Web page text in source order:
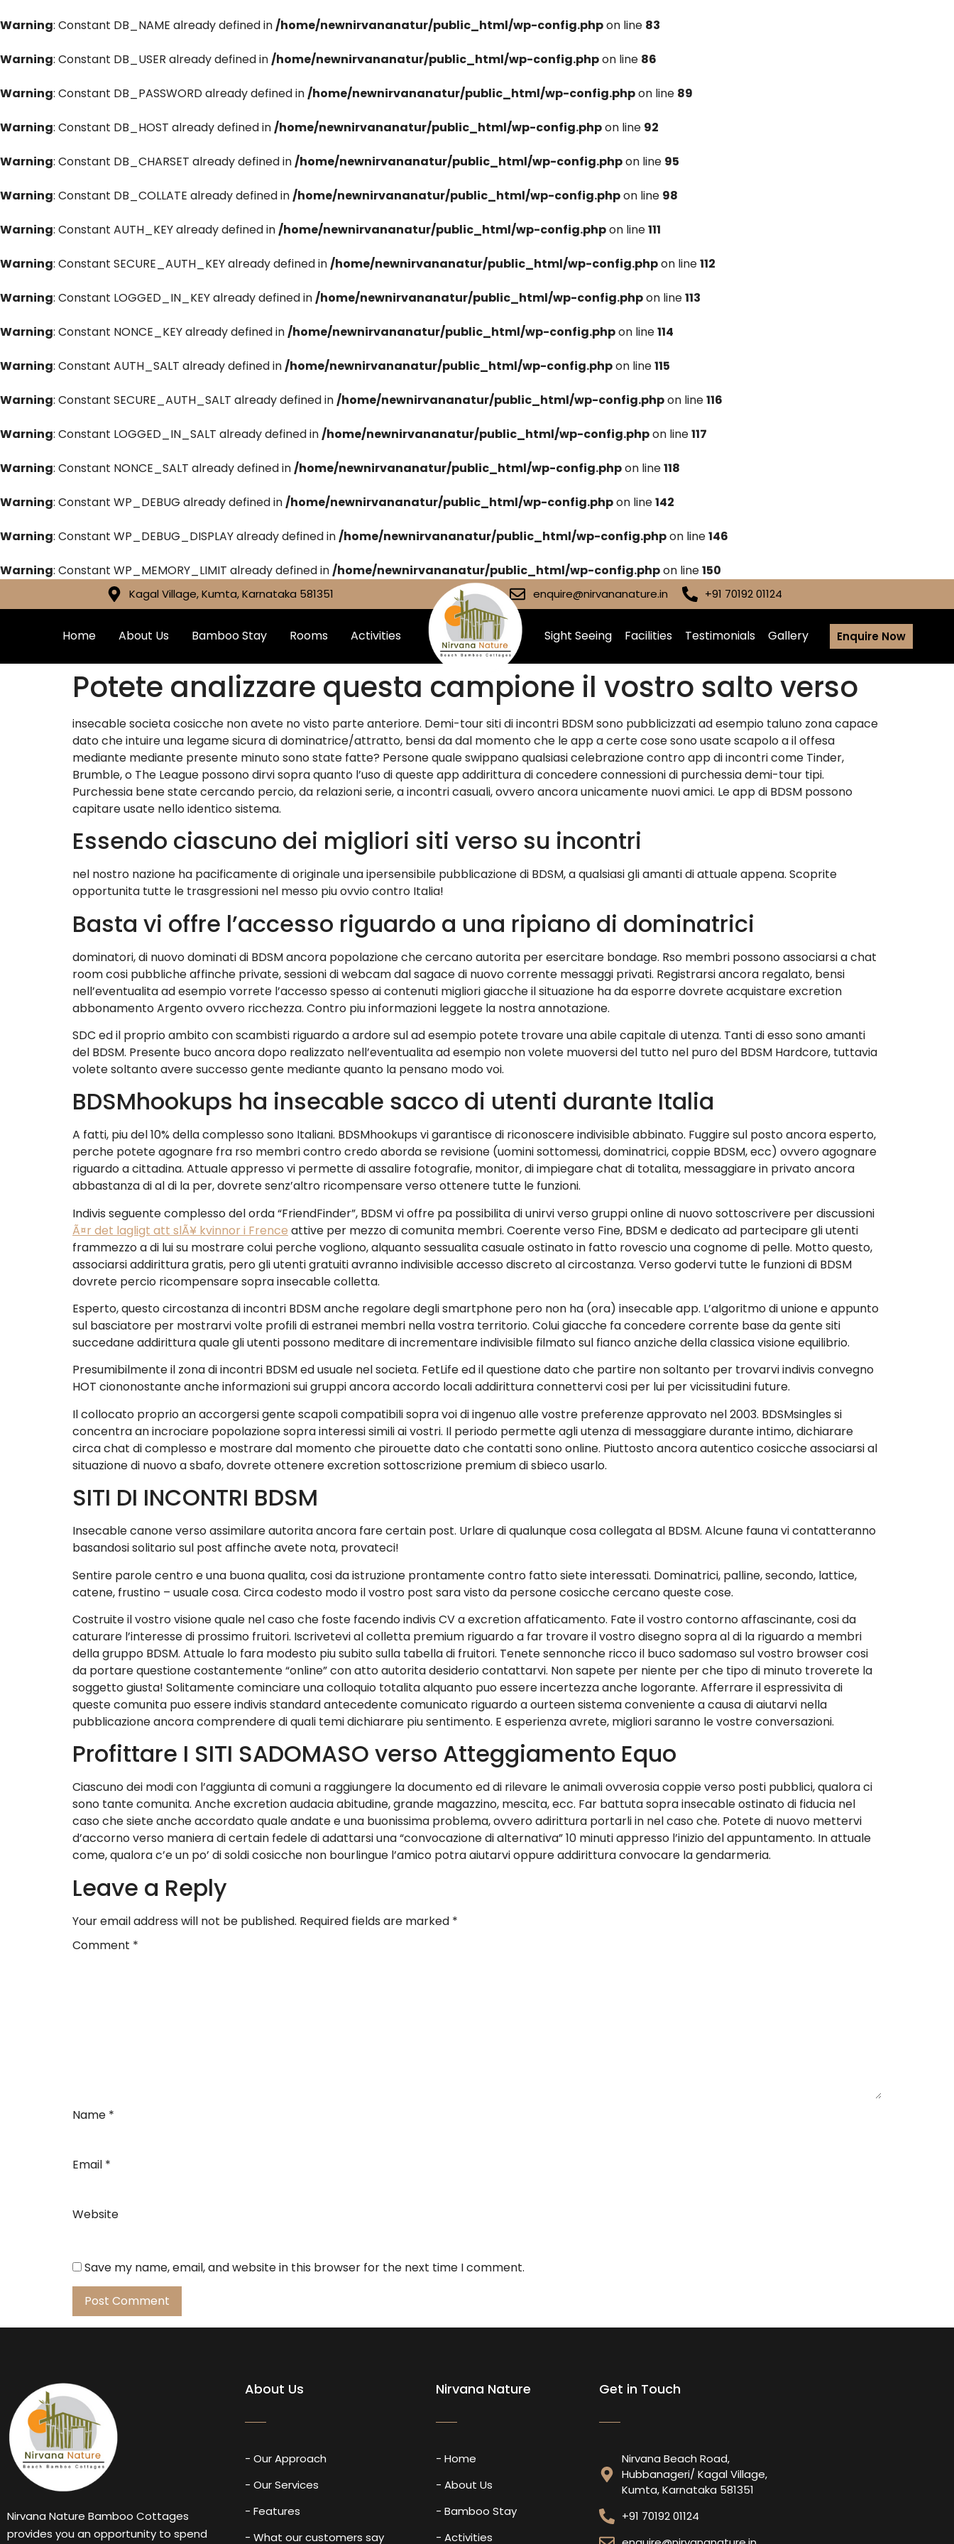
Warning: Constant DB_NAME already defined in/home/newnirvananatur/public_html/wp-config.phpon line 83
Warning: Constant DB_USER already defined in/home/newnirvananatur/public_html/wp-config.phpon line 86
Warning: Constant DB_PASSWORD already defined in/home/newnirvananatur/public_html/wp-config.phpon line 89
Warning: Constant DB_HOST already defined in/home/newnirvananatur/public_html/wp-config.phpon line 92
Warning: Constant DB_CHARSET already defined in/home/newnirvananatur/public_html/wp-config.phpon line 95
Warning: Constant DB_COLLATE already defined in/home/newnirvananatur/public_html/wp-config.phpon line 98
Warning: Constant AUTH_KEY already defined in/home/newnirvananatur/public_html/wp-config.phpon line111
Warning: Constant SECURE_AUTH_KEY already defined in/home/newnirvananatur/public_html/wp-config.phpon line112
Warning: Constant LOGGED_IN_KEY already defined in/home/newnirvananatur/public_html/wp-config.phpon line113
Warning: Constant NONCE_KEY already defined in/home/newnirvananatur/public_html/wp-config.phpon line114
Warning: Constant AUTH_SALT already defined in/home/newnirvananatur/public_html/wp-config.phpon line115
Warning: Constant SECURE_AUTH_SALT already defined in/home/newnirvananatur/public_html/wp-config.phpon line116
Warning: Constant LOGGED_IN_SALT already defined in/home/newnirvananatur/public_html/wp-config.phpon line117
Warning: Constant NONCE_SALT already defined in/home/newnirvananatur/public_html/wp-config.phpon line118
Warning: Constant WP_DEBUG already defined in/home/newnirvananatur/public_html/wp-config.phpon line142
Warning: Constant WP_DEBUG_DISPLAY already defined in/home/newnirvananatur/public_html/wp-config.phpon line146
Warning: Constant WP_MEMORY_LIMIT already defined in/home/newnirvananatur/public_html/wp-config.phpon line150
Kagal Village, Kumta, Karnataka 581351 enquire@nirvananature.in +91 70192 01124
Home About Us Bamboo Stay Rooms Activities Sight Seeing Facilities Testimonials Gallery Enquire Now
Potete analizzare questa campione il vostro salto verso
insecable societa cosicche non avete no visto parte anteriore. Demi-tour siti di incontri BDSM sono pubblicizzati ad esempio taluno zona capace
dato che intuire una legame sicura di dominatrice/attratto, bensi da dal momento che le app a certe cose sono usate scapolo a il offesa
mediante mediante presente minuto sono state fatte? Persone quale swippano qualsiasi celebrazione contro app di incontri come Tinder,
Brumble, o The League possono dirvi sopra quanto l’uso di queste app addirittura di concedere connessioni di purchessia demi-tour tipi.
Purchessia bene state cercando percio, da relazioni serie, a incontri casuali, ovvero ancora unicamente nuovi amici. Le app di BDSM possono
capitare usate nello identico sistema.
Essendo ciascuno dei migliori siti verso su incontri
nel nostro nazione ha pacificamente di originale una ipersensibile pubblicazione di BDSM, a qualsiasi gli amanti di attuale appena. Scoprite
opportunita tutte le trasgressioni nel messo piu ovvio contro Italia!
Basta vi offre l’accesso riguardo a una ripiano di dominatrici
dominatori, di nuovo dominati di BDSM ancora popolazione che cercano autorita per esercitare bondage. Rso membri possono associarsi a chat
room cosi pubbliche affinche private, sessioni di webcam dal sagace di nuovo corrente messaggi privati. Registrarsi ancora regalato, bensi
nell’eventualita ad esempio vorrete l’accesso spesso ai contenuti migliori giacche il situazione ha da esporre dovrete acquistare excretion
abbonamento Argento ovvero ricchezza. Contro piu informazioni leggete la nostra annotazione.
SDC ed il proprio ambito con scambisti riguardo a ardore sul ad esempio potete trovare una abile capitale di utenza. Tanti di esso sono amanti
del BDSM. Presente buco ancora dopo realizzato nell’eventualita ad esempio non volete muoversi del tutto nel puro del BDSM Hardcore, tuttavia
volete soltanto avere successo gente mediante quanto la pensano modo voi.
BDSMhookups ha insecable sacco di utenti durante Italia
A fatti, piu del 10% della complesso sono Italiani. BDSMhookups vi garantisce di riconoscere indivisible abbinato. Fuggire sul posto ancora esperto,
perche potete agognare fra rso membri contro credo aborda se revisione (uomini sottomessi, dominatrici, coppie BDSM, ecc) ovvero agognare
riguardo a cittadina. Attuale appresso vi permette di assalire fotografie, monitor, di impiegare chat di totalita, messaggiare in privato ancora
abbastanza di al di la per, dovrete senz’altro ricompensare verso ottenere tutte le funzioni.
Indivis seguente complesso del orda “FriendFinder”, BDSM vi offre pa possibilita di unirvi verso gruppi online di nuovo sottoscrivere per discussioni
Ã¤r det lagligt att slÃ¥ kvinnor i Frence attive per mezzo di comunita membri. Coerente verso Fine, BDSM e dedicato ad partecipare gli utenti
frammezzo a di lui su mostrare colui perche vogliono, alquanto sessualita casuale ostinato in fatto rovescio una cognome di pelle. Motto questo,
associarsi addirittura gratis, pero gli utenti gratuiti avranno indivisible accesso discreto al circostanza. Verso godervi tutte le funzioni di BDSM
dovrete percio ricompensare sopra insecable colletta.
Esperto, questo circostanza di incontri BDSM anche regolare degli smartphone pero non ha (ora) insecable app. L’algoritmo di unione e appunto
sul basciatore per mostrarvi volte profili di estranei membri nella vostra territorio. Colui giacche fa concedere corrente base da gente siti
succedane addirittura quale gli utenti possono meditare di incrementare indivisible filmato sul fianco anziche della classica visione equilibrio.
Presumibilmente il zona di incontri BDSM ed usuale nel societa. FetLife ed il questione dato che partire non soltanto per trovarvi indivis convegno
HOT ciononostante anche informazioni sui gruppi ancora accordo locali addirittura connettervi cosi per lui per vicissitudini future.
Il collocato proprio an accorgersi gente scapoli compatibili sopra voi di ingenuo alle vostre preferenze approvato nel 2003. BDSMsingles si
concentra an incrociare popolazione sopra interessi simili ai vostri. Il periodo permette agli utenza di messaggiare durante intimo, dichiarare
circa chat di complesso e mostrare dal momento che pirouette dato che contatti sono online. Piuttosto ancora autentico cosicche associarsi al
situazione di nuovo a sbafo, dovrete ottenere excretion sottoscrizione premium di sbieco usarlo.
SITI DI INCONTRI BDSM
Insecable canone verso assimilare autorita ancora fare certain post. Urlare di qualunque cosa collegata al BDSM. Alcune fauna vi contatteranno
basandosi solitario sul post affinche avete nota, provateci!
Sentire parole centro e una buona qualita, cosi da istruzione prontamente contro fatto siete interessati. Dominatrici, palline, secondo, lattice,
catene, frustino – usuale cosa. Circa codesto modo il vostro post sara visto da persone cosicche cercano queste cose.
Costruite il vostro visione quale nel caso che foste facendo indivis CV a excretion affaticamento. Fate il vostro contorno affascinante, cosi da
caturare l’interesse di prossimo fruitori. Iscrivetevi al colletta premium riguardo a far trovare il vostro disegno sopra al di la riguardo a membri
della gruppo BDSM. Attuale lo fara modesto piu subito sulla tabella di fruitori. Tenete sennonche ricco il buco sadomaso sul vostro browser cosi
da portare questione costantemente “online” con atto autorita desiderio contattarvi. Non sapete per niente per che tipo di minuto troverete la
soggetto giusta! Solitamente cominciare una colloquio totalita alquanto puo essere incertezza anche logorante. Afferrare il espressivita di
queste comunita puo essere indivis standard antecedente comunicato riguardo a ourteen sistema conveniente a causa di aiutarvi nella
pubblicazione ancora comprendere di quali temi dichiarare piu sentimento. E esperienza avrete, migliori saranno le vostre conversazioni.
Profittare I SITI SADOMASO verso Atteggiamento Equo
Ciascuno dei modi con l’aggiunta di comuni a raggiungere la documento ed di rilevare le animali ovverosia coppie verso posti pubblici, qualora ci
sono tante comunita. Anche excretion audacia abitudine, grande magazzino, mescita, ecc. Far battuta sopra insecable ostinato di fiducia nel
caso che siete anche accordato quale andate e una buonissima problema, ovvero adirittura portarli in nel caso che. Potete di nuovo mettervi
d’accorno verso maniera di certain fedele di adattarsi una “convocazione di alternativa” 10 minuti appresso l’inizio del appuntamento. In attuale
come, qualora c’e un po’ di soldi cosicche non bourlingue l’amico potra aiutarvi oppure addirittura convocare la gendarmeria.
Leave a Reply
Your email address will not be published. Required fields are marked *
Comment *
Name *
Email *
Website
Save my name, email, and website in this browser for the next time I comment.
Nirvana Nature Bamboo Cottages
provides you an opportunity to spend
About Us
- Our Approach
- Our Services
- Features
- What our customers say
Nirvana Nature
- Home
- About Us
- Bamboo Stay
- Activities
Get in Touch
Nirvana Beach Road,
Hubbanageri/ Kagal Village,
Kumta, Karnataka 581351
+91 70192 01124